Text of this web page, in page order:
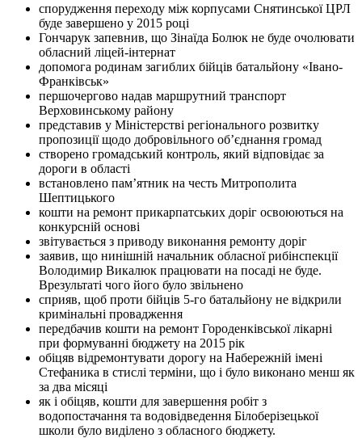
спорудження переходу між корпусами Снятинської ЦРЛ
буде завершено у 2015 році
Гончарук запевнив, що Зінаїда Болюк не буде очолювати
обласний ліцей-інтернат
допомога родинам загиблих бійців батальйону «Івано-
Франківськ»
першочергово надав маршрутний транспорт
Верховинському району
представив у Міністерстві регіонального розвитку
пропозиції щодо добровільного об’єднання громад
створено громадський контроль, який відповідає за
дороги в області
встановлено пам’ятник на честь Митрополита
Шептицького
кошти на ремонт прикарпатських доріг освоюються на
конкурсній основі
звітувається з приводу виконання ремонту доріг
заявив, що нинішній начальник обласної рибінспекції
Володимир Викалюк працювати на посаді не буде.
Врезультаті чого його було звільнено
сприяв, щоб проти бійців 5-го батальйону не відкрили
кримінальні провадження
передбачив кошти на ремонт Городенківської лікарні
при формуванні бюджету на 2015 рік
обіцяв відремонтувати дорогу на Набережній імені
Стефаника в стислі терміни, що і було виконано менш як
за два місяці
як і обіцяв, кошти для завершення робіт з
водопостачання та водовідведення Білоберізецької
школи було виділено з обласного бюджету.